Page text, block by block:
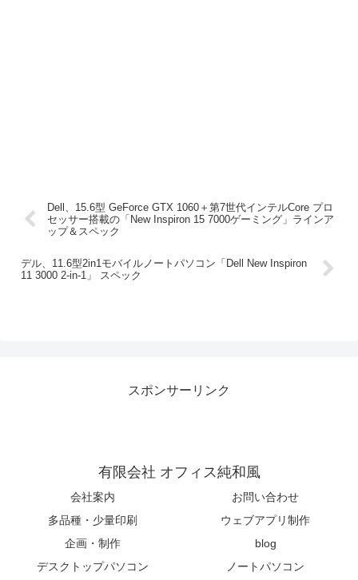
Dell、15.6型 GeForce GTX 1060＋第7世代インテルCore プロ
セッサー搭載の「New Inspiron 15 7000ゲーミング」ラインア
ップ＆スペック
デル、11.6型2in1モバイルノートパソコン「Dell New Inspiron
11 3000 2-in-1」 スペック
スポンサーリンク
有限会社 オフィス純和風
会社案内
お問い合わせ
多品種・少量印刷
ウェブアプリ制作
企画・制作
blog
デスクトップパソコン
ノートパソコン